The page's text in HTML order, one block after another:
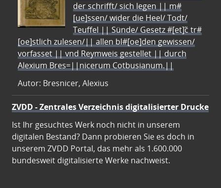
der schrifft/ sich legen || m#
[ue]ssen/ wider die Heel/ Todt/
Teuffel || Sünde/ Gesetz #[et]c̃ tr#
[oe]stlich zulesen/|| allen bl#[oe]den gewissen/
vorfasset || vnd Reymweis gestellet || durch
Alexium Bres=||nicerum Cotbusianum.||
Autor: Bresnicer, Alexius
ZVDD - Zentrales Verzeichnis digitalisierter Drucke
Ist Ihr gesuchtes Werk noch nicht in unserem
digitalen Bestand? Dann probieren Sie es doch in
unserem ZVDD Portal, das mehr als 1.600.000
bundesweit digitalisierte Werke nachweist.